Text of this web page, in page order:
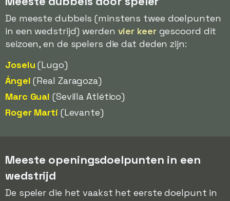
De meeste dubbels (minstens twee doelpunten
in een wedstrijd) werden vier keergescoord dit
seizoen, en de spelers die dat deden zijn:
Joselu (Lugo)
Ángel (Real Zaragoza)
Marc Gual (Sevilla Atlético)
Roger Martí(Levante)
Meeste openingsdoelpunten in een
wedstrijd
De speler die het vaakst het eerste doelpunt in